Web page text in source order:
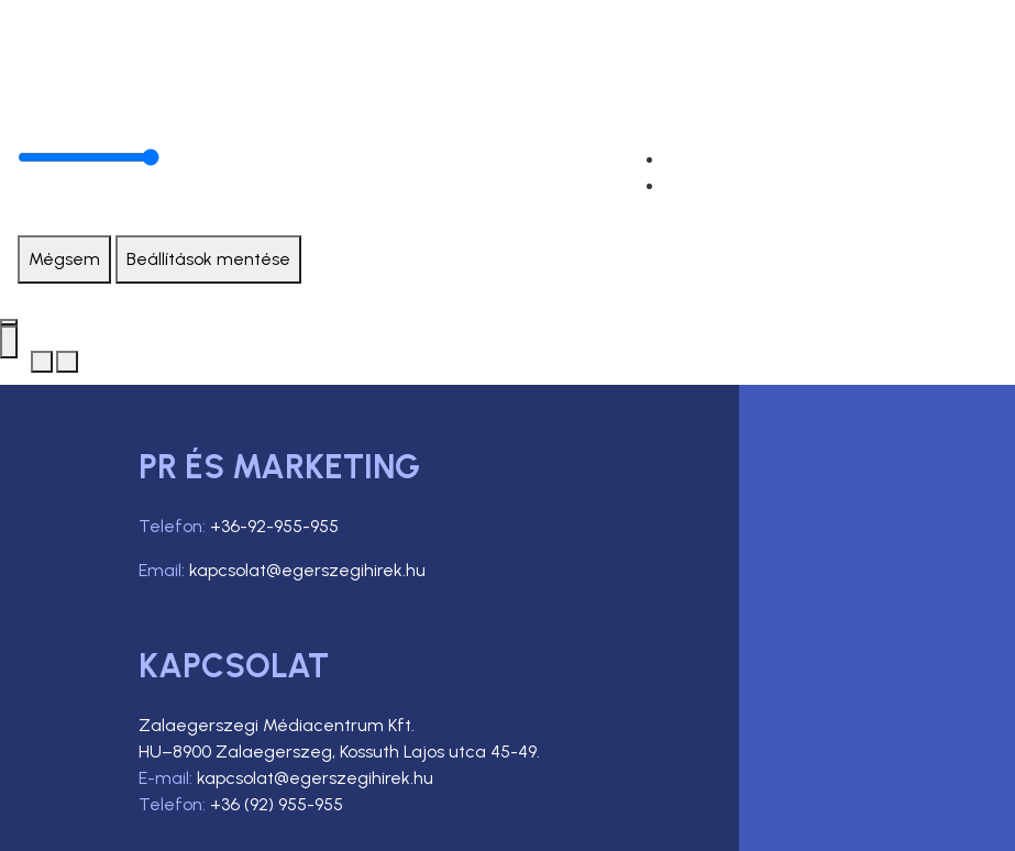
Mégsem Beállítások mentése
PR ÉS MARKETING
Telefon: +36-92-955-955
Email: kapcsolat@egerszegihirek.hu
KAPCSOLAT
Zalaegerszegi Médiacentrum Kft.
HU–8900 Zalaegerszeg, Kossuth Lajos utca 45-49.
E-mail: kapcsolat@egerszegihirek.hu
Telefon: +36 (92) 955-955